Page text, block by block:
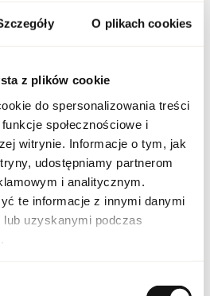
O plikach cookies
z plików cookie
do spersonalizowania treści
społecznościowe i
witrynie. Informacje o tym, jak
udostępniamy partnerom
i analitycznym.
te informacje z innymi danymi
uzyskanymi podczas
Spicebomb Night Vision jest
wrażenie. Idealny na
podkreślające męskość i
i projekcji zapach utrzymuje się
w ważnych momentach.
Vision to wybór dla tych, którzy
i przyciągać spojrzenia swoją